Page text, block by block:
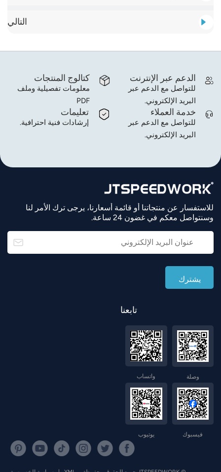
التالي
كتالوج المنتجات
معلومات تفصيلية وملف
PDF
الدعم عبر الإنترنت
للتواصل مع الدعم عبر
البريد الإلكتروني.
تعليمات
إرشادات فنية احترافية.
خدمة العملاء
للتواصل مع الدعم عبر
البريد الإلكتروني.
للاستفسار عن منتجاتنا أو قائمة أسعارنا، يرجى ترك الأمر لنا
وسنتواصل معكم في غضون 24 ساعة.
تابعنا
واتساب وصلة
يوتيوب فيسبوك